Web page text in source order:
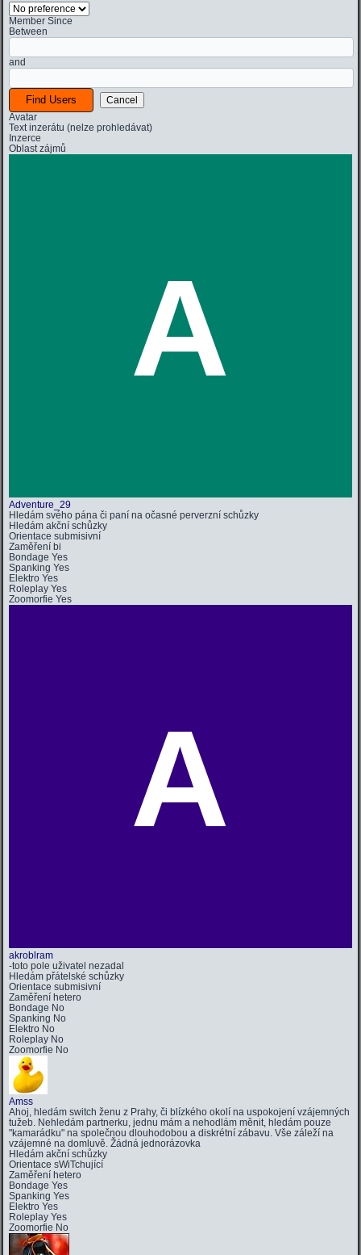
Member Since
Between
and
Avatar
Text inzerátu (nelze prohledávat)
Inzerce
Oblast zájmů
A
Adventure_29
Hledám svého pána či paní na očasné perverzní schůzky
Hledám akční schůzky
Orientace submisivní
Zaměření bi
Bondage Yes
Spanking Yes
Elektro Yes
Roleplay Yes
Zoomorfie Yes
A
akroblram
-toto pole uživatel nezadal
Hledám přátelské schůzky
Orientace submisivní
Zaměření hetero
Bondage No
Spanking No
Elektro No
Roleplay No
Zoomorfie No
Amss
Ahoj, hledám switch ženu z Prahy, či blízkého okolí na uspokojení vzájemných
tužeb. Nehledám partnerku, jednu mám a nehodlám měnit, hledám pouze
"kamarádku" na společnou dlouhodobou a diskrétní zábavu. Vše záleží na
vzájemné na domluvě. Žádná jednorázovka
Hledám akční schůzky
Orientace sWiTchující
Zaměření hetero
Bondage Yes
Spanking Yes
Elektro Yes
Roleplay Yes
Zoomorfie No